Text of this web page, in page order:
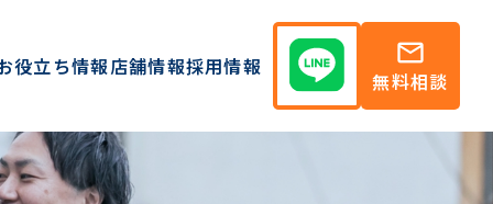
役立ち情報店舗情報採用情報 mail
無料相談